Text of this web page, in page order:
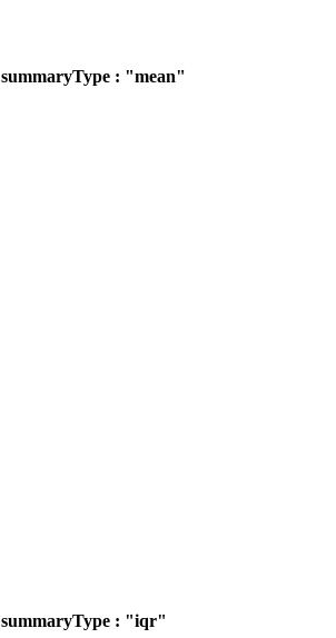
summaryType : "mean"
summaryType : "iqr"